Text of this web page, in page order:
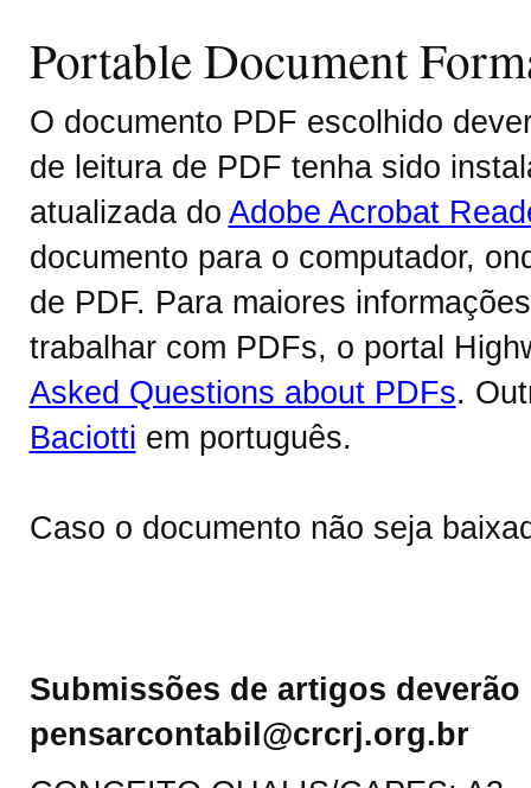
Portable Document
O documento PDF escolhido
de leitura de PDF tenha sido
atualizada do Adobe Acrobat
documento para o computador,
de PDF. Para maiores
trabalhar com PDFs, o portal
Asked Questions about PDFs.
Baciotti em português.
Caso o documento não seja
Submissões de artigos
pensarcontabil@crcrj.org.br